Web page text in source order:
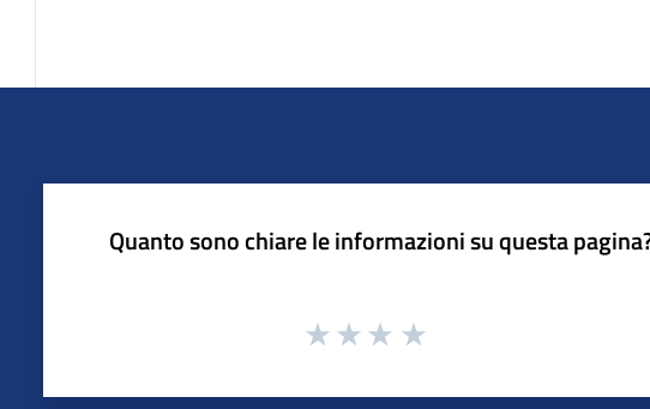
Quanto sono chiare le informazioni su questa